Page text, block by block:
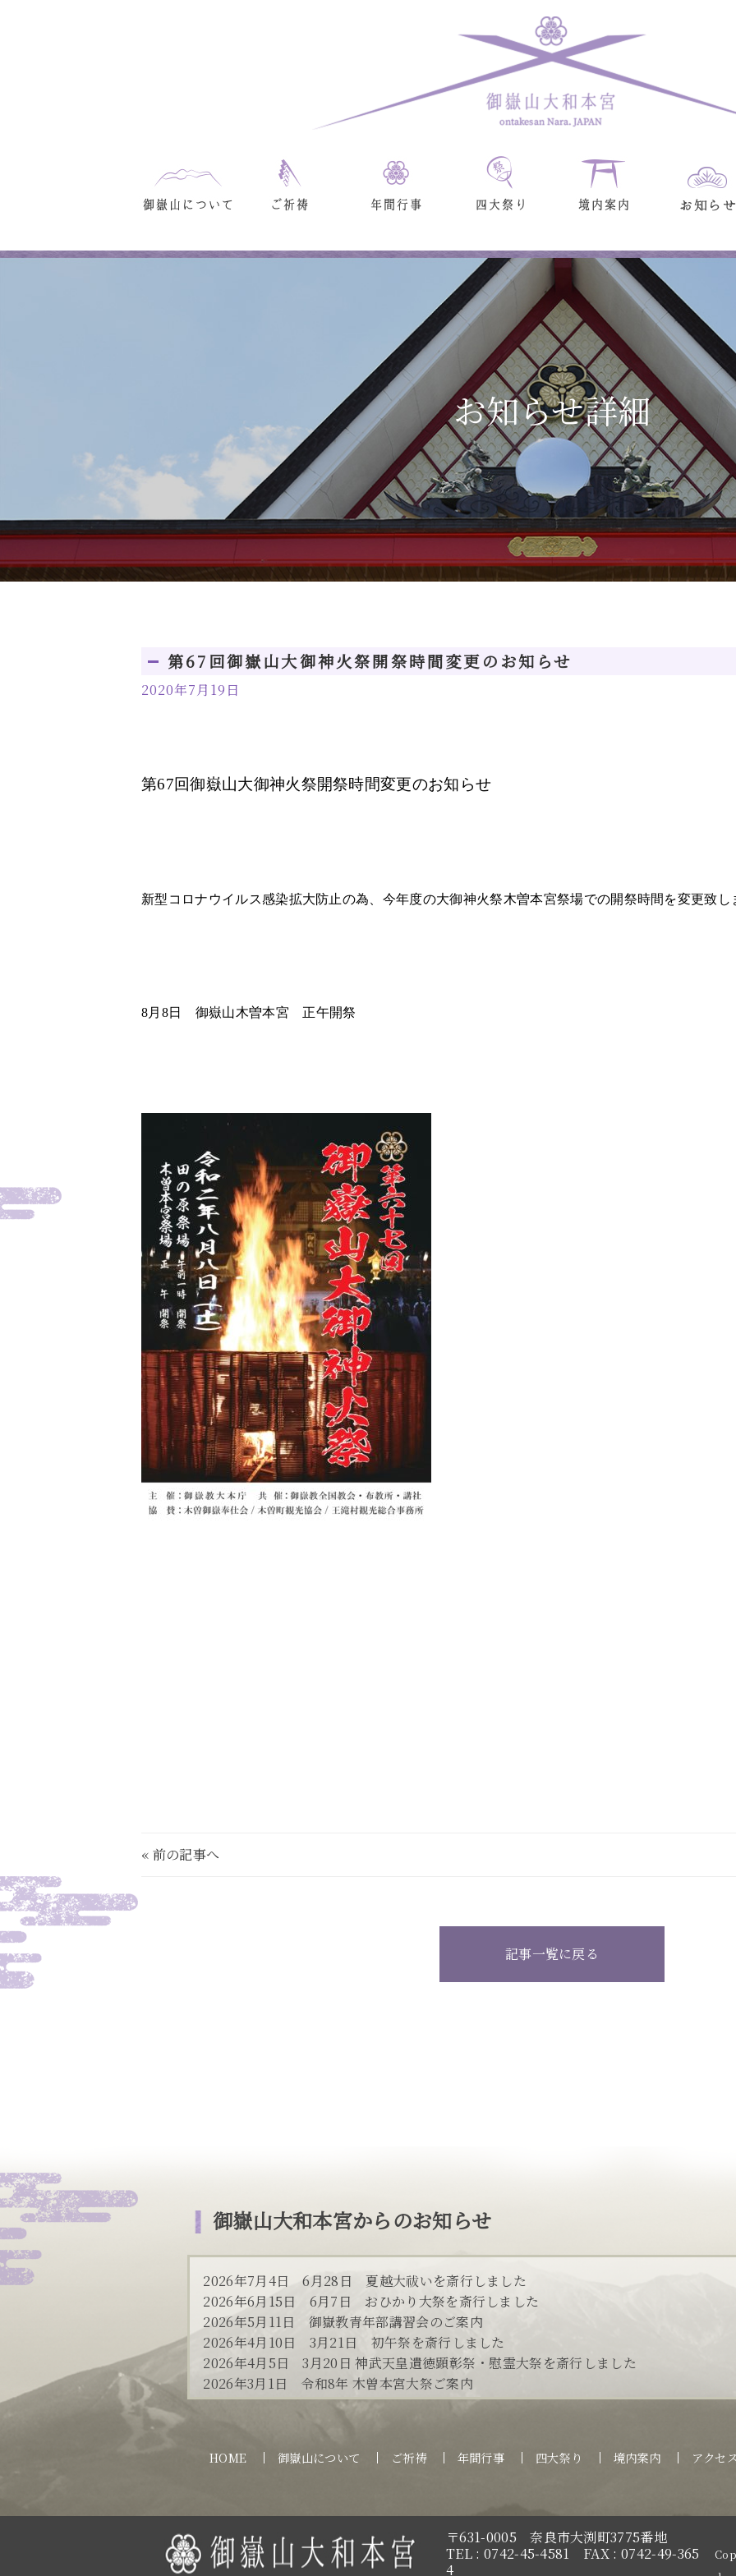
お知らせ詳細
第67回御嶽山大御神火祭開祭時間変更のお知らせ
2020年7月19日
第67回御嶽山大御神火祭開祭時間変更のお知らせ
新型コロナウイルス感染拡大防止の為、今年度の大御神火祭木曽本宮祭場での開祭時間を変更致し
8月 8日 御嶽山木曽本宮 正午開祭
« 前の記事へ
記事一覧に戻る
御嶽山大和本宮からのお知らせ
2026年7月4日
6月28日 夏越大祓いを斎行しました
2026年6月15日
6月7日 おひかり大祭を斎行しました
2026年5月11日
御嶽教青年部講習会のご案内
2026年4月10日
3月21日 初午祭を斎行しました
2026年4月5日
3月20日 神武天皇遺徳顕彰祭・慰霊大祭を斎行しました
2026年3月1日
令和8年 木曽本宮大祭ご案内
HOME 御嶽山について ご祈祷 年間行事 四大祭り 境内案内 アクセ
〒631-0005奈良市大渕町3775番地
TEL : 0742-45-4581 FAX : 0742-49-365
4